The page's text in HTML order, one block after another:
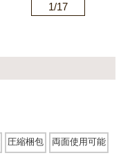
1/17
圧縮梱包 両面使用可能